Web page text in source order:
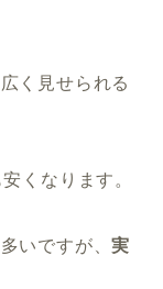
く見せられる
くなります。
いですが、実